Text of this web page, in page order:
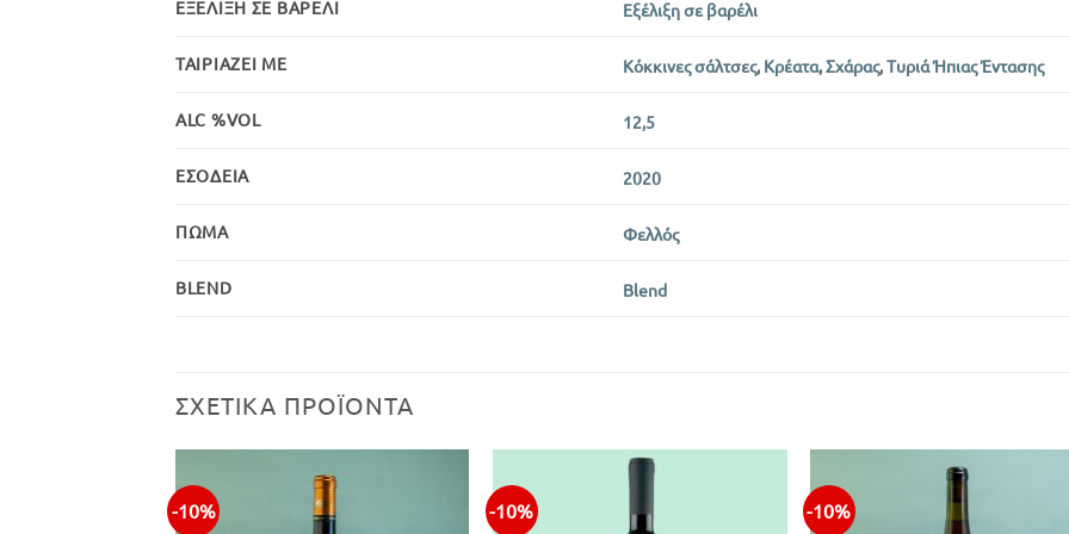
ΕΞΈΛΙΞΗ ΣΕ ΒΑΡΈΛΙ Εξέλιξη σε βαρέλι
ΤΑΙΡΙΆΖΕΙ ΜΕ Κόκκινες σάλτσες, Κρέατα,Σχάρας,Τυριά Ήπιας Έντασης
ALC %VOL 12,5
ΕΣΟΔΕΊΑ 2020
ΠΏΜΑ Φελλός
BLEND Blend
ΣΧΕΤΙΚΆ ΠΡΟΪΌΝΤΑ
-10% -10% -10%